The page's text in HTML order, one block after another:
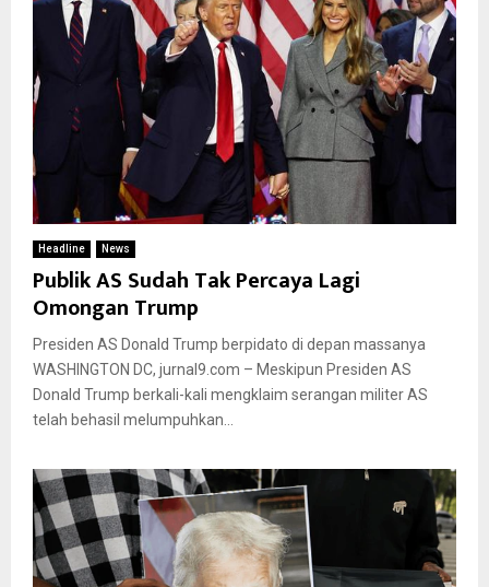
Headline News
Publik AS Sudah Tak Percaya Lagi
Omongan Trump
Presiden AS Donald Trump berpidato di depan massanya
WASHINGTON DC, jurnal9.com – Meskipun Presiden AS
Donald Trump berkali-kali mengklaim serangan militer AS
telah behasil melumpuhkan...